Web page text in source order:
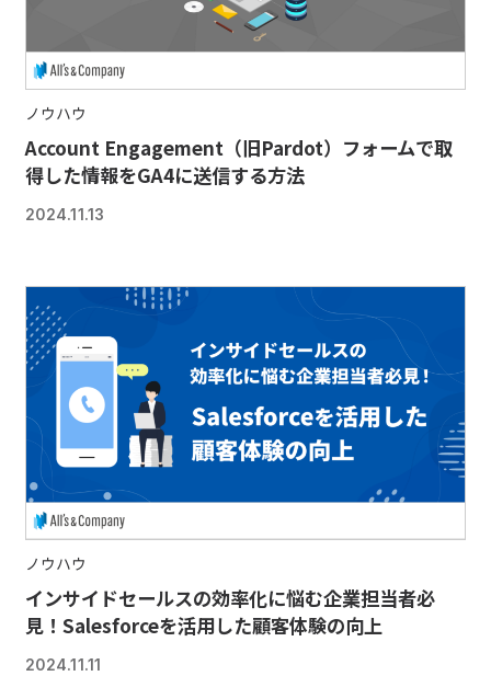
ノウハウ
Account Engagement（旧Pardot）フォームで取
得した情報をGA4に送信する方法
2024.11.13
ノウハウ
インサイドセールスの効率化に悩む企業担当者必
見！Salesforceを活用した顧客体験の向上
2024.11.11